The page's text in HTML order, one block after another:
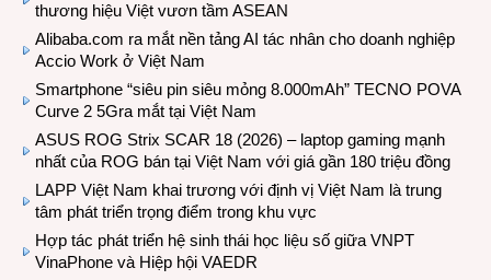
thương hiệu Việt vươn tầm ASEAN
Alibaba.com ra mắt nền tảng AI tác nhân cho doanh nghiệp
Accio Work ở Việt Nam
Smartphone “siêu pin siêu mỏng 8.000mAh” TECNO POVA
Curve 2 5Gra mắt tại Việt Nam
ASUS ROG Strix SCAR 18 (2026) – laptop gaming mạnh
nhất của ROG bán tại Việt Nam với giá gần 180 triệu đồng
LAPP Việt Nam khai trương với định vị Việt Nam là trung
tâm phát triển trọng điểm trong khu vực
Hợp tác phát triển hệ sinh thái học liệu số giữa VNPT
VinaPhone và Hiệp hội VAEDR